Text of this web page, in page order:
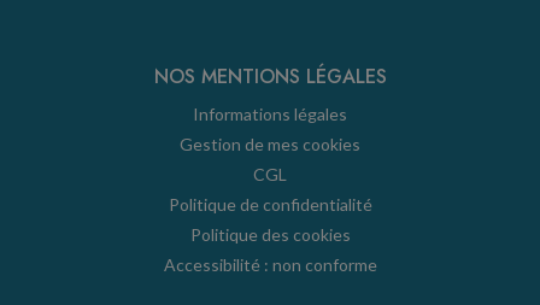
NOS MENTIONS LÉGALES
Informations légales
Gestion de mes cookies
CGL
Politique de confidentialité
Politique des cookies
Accessibilité : non conforme